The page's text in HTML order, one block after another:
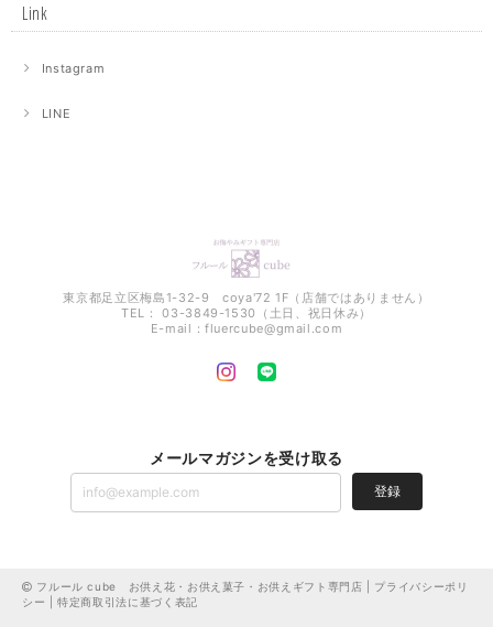
Link
Instagram
LINE
東京都足立区梅島1-32-9 coya'72 1F（店舗ではありません）
TEL： 03-3849-1530（土日、祝日休み）
E-mail：fluercube@gmail.com
メールマガジンを受け取る
登録
フルール cube お供え花・お供え菓子・お供えギフト専門店 | プライバシーポリ
シー
|特定商取引法に基づく表記